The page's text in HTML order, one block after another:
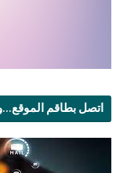
اتصل بطاقم